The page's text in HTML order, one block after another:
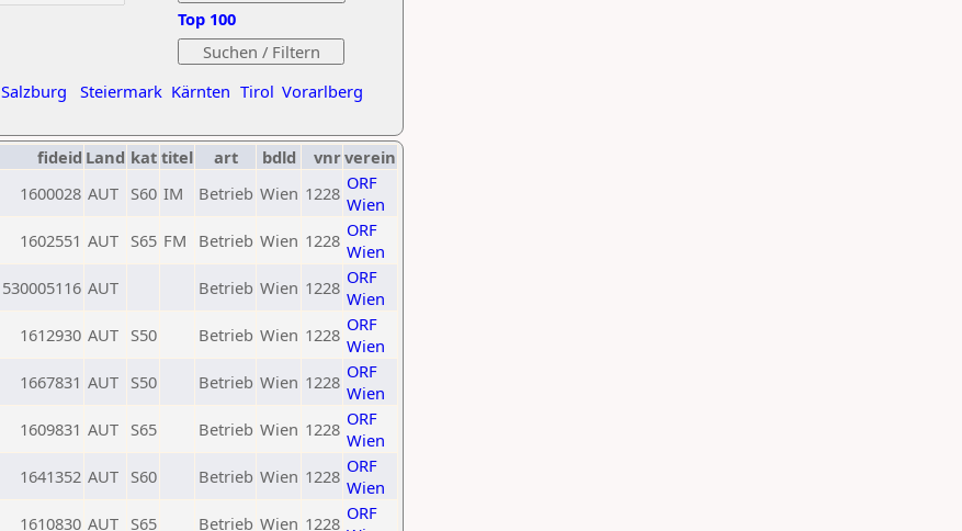
Salzburg Steiermark Kärnten Tirol Vorarlberg
Top 100
fideid Land kat titel art bdld vnrverein
1600028 AUT S60 IM Betrieb Wien 1228 ORF
Wien
1602551 AUT S65 FM Betrieb Wien 1228 ORF
Wien
530005116 AUT Betrieb Wien 1228 ORF
Wien
1612930 AUT S50 Betrieb Wien 1228 ORF
Wien
1667831 AUT S50 Betrieb Wien 1228 ORF
Wien
1609831 AUT S65 Betrieb Wien 1228 ORF
Wien
1641352 AUT S60 Betrieb Wien 1228 ORF
Wien
1610830 AUT S65 Betrieb Wien 1228 ORF